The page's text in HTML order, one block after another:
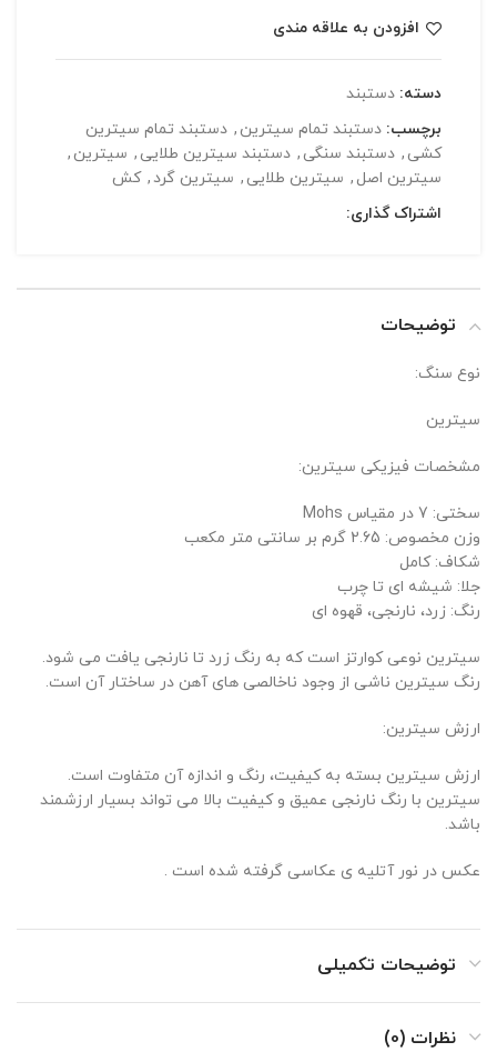
افزودن به علاقه مندی
دسته: دستبند
برچسب: دستبند تمام سیترین , دستبند تمام سیترین
کشی , دستبند سنگی , دستبند سیترین طلایی , سیترین ,
سیترین اصل , سیترین طلایی , سیترین گرد , کش
اشتراک گذاری:
توضیحات
نوع سنگ:
سیترین
مشخصات فیزیکی سیترین:
سختی: 7 در مقیاس Mohs
وزن مخصوص: 2.65 گرم بر سانتی متر مکعب
شکاف: کامل
جلا: شیشه ای تا چرب
رنگ: زرد، نارنجی، قهوه ای
سیترین نوعی کوارتز است که به رنگ زرد تا نارنجی یافت می شود.
رنگ سیترین ناشی از وجود ناخالصی های آهن در ساختار آن است.
ارزش سیترین:
ارزش سیترین بسته به کیفیت، رنگ و اندازه آن متفاوت است.
سیترین با رنگ نارنجی عمیق و کیفیت بالا می تواند بسیار ارزشمند
باشد.
عکس در نور آتلیه ی عکاسی گرفته شده است .
توضیحات تکمیلی
نظرات (0)